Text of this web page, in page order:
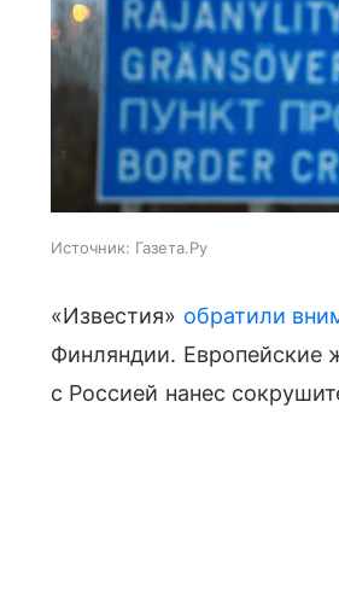
Источник: Газета.Ру
«Известия» обратили
Финляндии. Европейские
с Россией нанес